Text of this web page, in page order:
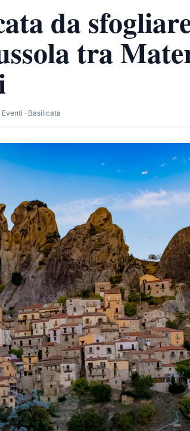
da
tra
Eventi · Basilicata